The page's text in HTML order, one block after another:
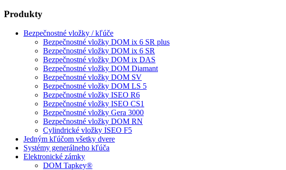
Produkty
Bezpečnostné vložky / kľúče
Bezpečnostné vložky DOM ix 6 SR plus
Bezpečnostné vložky DOM ix 6 SR
Bezpečnostné vložky DOM ix DAS
Bezpečnostné vložky DOM Diamant
Bezpečnostné vložky DOM SV
Bezpečnostné vložky DOM LS 5
Bezpečnostné vložky ISEO R6
Bezpečnostné vložky ISEO CS1
Bezpečnostné vložky Gera 3000
Bezpečnostné vložky DOM RN
Cylindrické vložky ISEO F5
Jedným kľúčom všetky dvere
Systémy generálneho kľúča
Elektronické zámky
DOM Tapkey®